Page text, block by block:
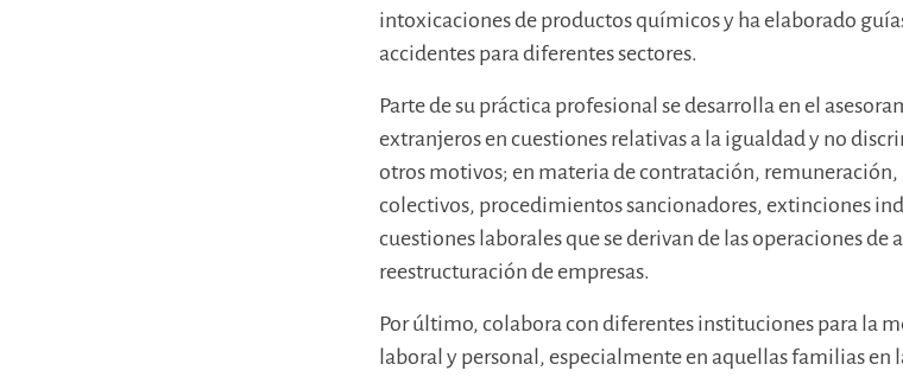
intoxicaciones de productos químicos y ha elaborado
accidentes para diferentes sectores.
Parte de su práctica profesional se desarrolla en el
extranjeros en cuestiones relativas a la igualdad y no
otros motivos; en materia de contratación, remuneración,
colectivos, procedimientos sancionadores, extinciones
cuestiones laborales que se derivan de las operaciones de
reestructuración de empresas.
Por último, colabora con diferentes instituciones para la
laboral y personal, especialmente en aquellas familias en